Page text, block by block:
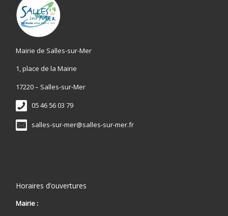
Mairie de Salles-sur-Mer
1, place de la Mairie
17220 – Salles-sur-Mer
05 46 56 03 79
salles-sur-mer@salles-sur-mer.fr
Horaires d’ouvertures
Mairie :